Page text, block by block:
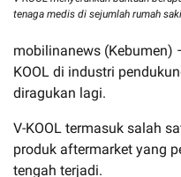
tenaga medis di sejumlah rumah
mobilinanews (Kebumen)
KOOL di industri
diragukan lagi.
V-KOOL termasuk salah
produk aftermarket yang
tengah terjadi.